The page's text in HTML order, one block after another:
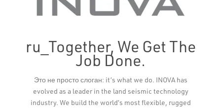
ru_Together, We Get The
Job Done.
Это не просто слоган: it’s what we do. INOVA has
evolved as a leader in the land seismic technology
industry. We build the world’s most flexible, rugged